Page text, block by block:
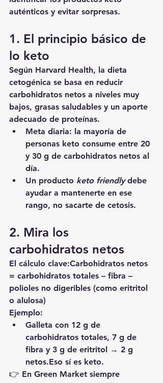
auténticos y evitar sorpresas.
1. El principio básico de
lo keto
Según Harvard Health, la dieta
cetogénica se basa en reducir
carbohidratos netos a niveles muy
bajos, grasas saludables y un aporte
adecuado de proteínas.
Meta diaria: la mayoría de
personas keto consume entre 20
y 30 g de carbohidratos netos al
día.
Un producto keto friendly debe
ayudar a mantenerte en ese
rango, no sacarte de cetosis.
2. Mira los
carbohidratos netos
El cálculo clave:Carbohidratos netos
= carbohidratos totales – fibra –
polioles no digeribles (como eritritol
o alulosa)
Ejemplo:
Galleta con 12 g de
carbohidratos totales, 7 g de
fibra y 3 g de eritritol → 2 g
netos.Eso sí es keto.
👉 En Green Market siempre